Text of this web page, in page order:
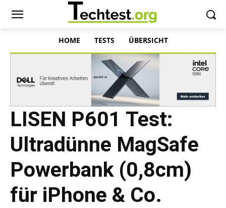
HOME TESTS ÜBERSICHT
LISEN P601 Test:
Ultradünne MagSafe
Powerbank (0,8cm)
für iPhone & Co.